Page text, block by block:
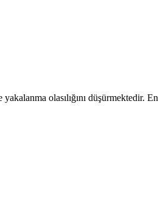
olasılığını düşürmektedir. En